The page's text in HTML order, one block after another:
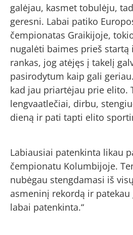
galėjau, kasmet tobulėju,
geresni. Labai patiko
čempionatas Graikijoje,
nugalėti baimes prieš startą
rankas, jog atėjęs į takelį
pasirodytum kaip gali
kad jau priartėjau prie elito.
lengvaatlečiai, dirbu,
dieną ir pati tapti elito
Labiausiai patenkinta likau
čempionatu Kolumbijoje.
nubėgau stengdamasi iš
asmeninį rekordą ir
labai patenkinta.“